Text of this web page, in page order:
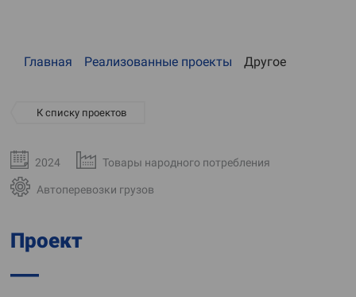
Главная Реализованные проекты Другое
К списку проектов
2024 Товары народного потребления
Автоперевозки грузов
Проект